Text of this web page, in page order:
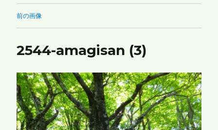
前の画像
2544-amagisan (3)